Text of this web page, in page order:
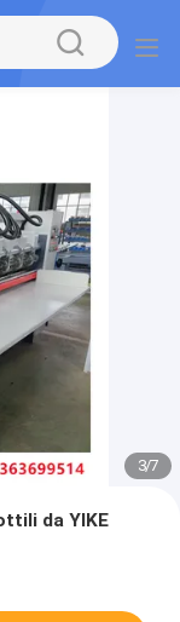
3/7
da YIKE